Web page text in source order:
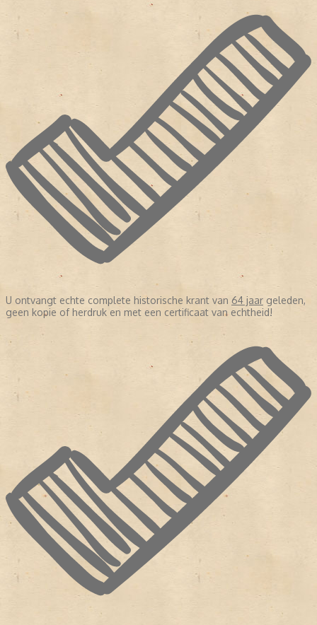
U ontvangt echte complete historische krant van 64 jaar geleden,
geen kopie of herdruk en met een certificaat van echtheid!